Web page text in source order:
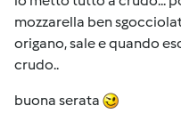
mozzarella ben
origano, sale e quando
crudo..
buona serata